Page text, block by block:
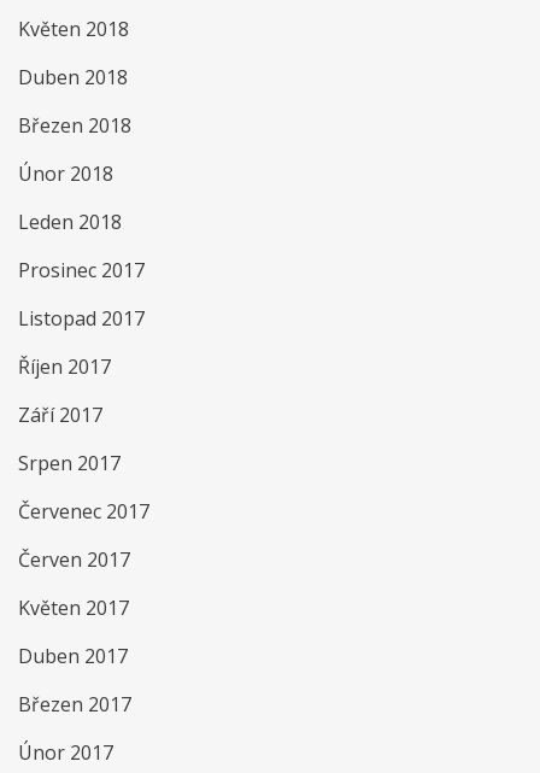
Květen 2018
Duben 2018
Březen 2018
Únor 2018
Leden 2018
Prosinec 2017
Listopad 2017
Říjen 2017
Září 2017
Srpen 2017
Červenec 2017
Červen 2017
Květen 2017
Duben 2017
Březen 2017
Únor 2017